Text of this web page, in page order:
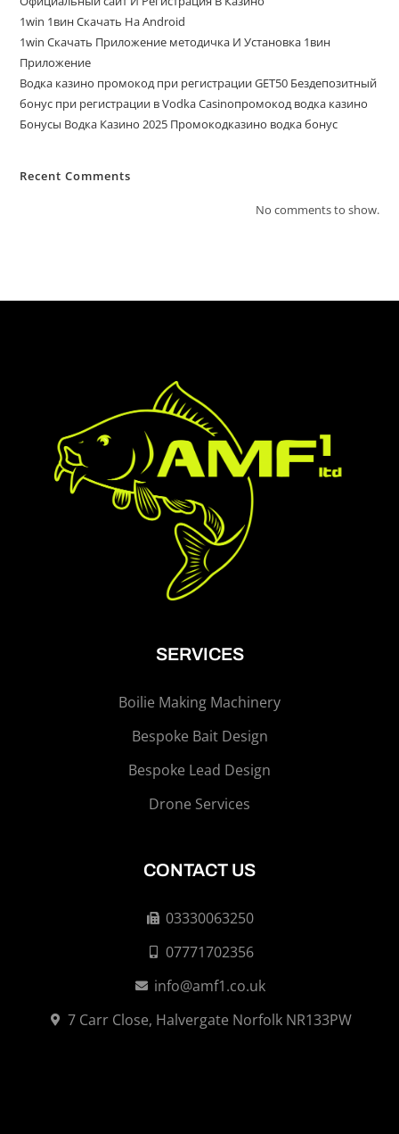
1win 1вин Скачать На Android
1win Скачать Приложение методичка И Установка 1вин
Приложение
Водка казино промокод при регистрации GET50 Бездепозитный
бонус при регистрации в Vodka Casinoпромокод водка казино
Бонусы Водка Казино 2025 Промокодказино водка бонус
Recent Comments
No comments to show.
SERVICES
Boilie Making Machinery
Bespoke Bait Design
Bespoke Lead Design
Drone Services
CONTACT US
03330063250
07771702356
info@amf1.co.uk
7 Carr Close, Halvergate Norfolk NR133PW